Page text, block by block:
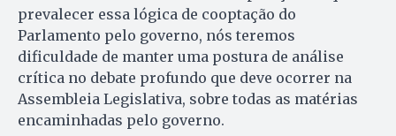
prevalecer essa lógica de cooptação do
Parlamento pelo governo, nós teremos
dificuldade de manter uma postura de análise
crítica no debate profundo que deve ocorrer na
Assembleia Legislativa, sobre todas as matérias
encaminhadas pelo governo.